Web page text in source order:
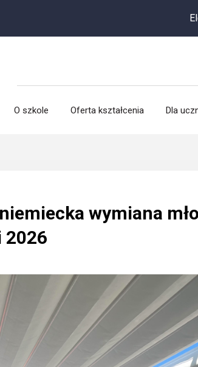
O szkole Oferta kształcenia Dla
wymiana
2026